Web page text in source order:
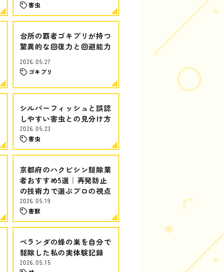
害虫
台所の覇者ゴキブリが持つ
驚異的な回復力と回避能力
2026.05.27
ゴキブリ
シルバーフィッシュと誤認
しやすい害虫との見分け方
2026.05.23
害虫
京都府のハクビシン駆除業
者おすすめ5選｜再発防止
の技術力で選ぶプロの視点
2026.05.19
害獣
ベランダの蜂の巣を自分で
駆除した私の実体験記録
2026.05.15